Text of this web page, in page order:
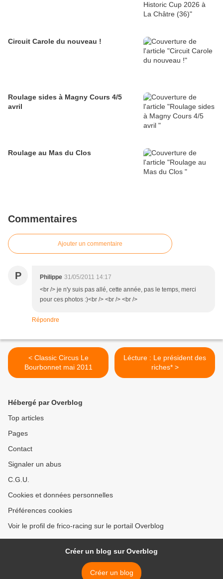
Circuit Carole du nouveau !
Roulage sides à Magny Cours 4/5
avril
Roulage au Mas du Clos
Commentaires
Ajouter un commentaire
P Philippe 31/05/2011 14:17
<br /> je n'y suis pas allé, cette année, pas le temps, merci
pour ces photos :)<br /> <br /> <br />
Répondre
< Classic Circus Le
Bourbonnet mai 2011
Lécture : Le président des
riches* >
Hébergé par Overblog
Top articles
Pages
Contact
Signaler un abus
C.G.U.
Cookies et données personnelles
Préférences cookies
Voir le profil de frico-racing sur le portail Overblog
Créer un blog sur Overblog
Créer un blog